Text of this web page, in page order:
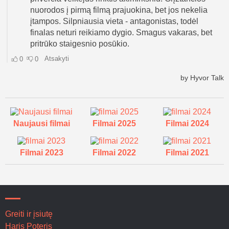
Naujausi filmai Filmai 2025 Filmai 2024
Filmai 2023 Filmai 2022 Filmai 2021
Greiti ir įsiutę
Haris Poteris